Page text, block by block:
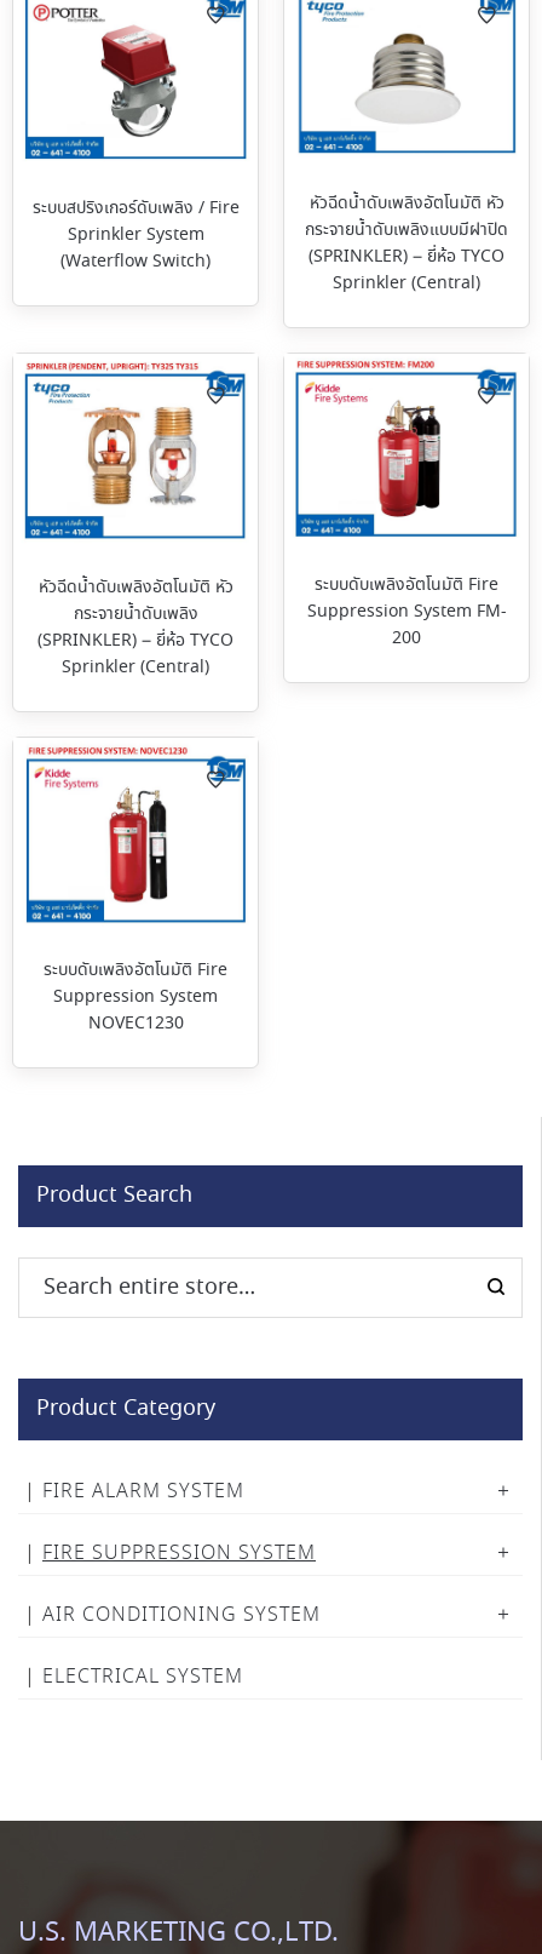
ระบบสปริงเกอร์ดับเพลิง / Fire
Sprinkler System
(Waterflow Switch)
หัวฉีดน้ำดับเพลิงอัตโนมัติ หัว
กระจายน้ำดับเพลิงแบบมีฝาปิด
(SPRINKLER) – ยี่ห้อ TYCO
Sprinkler (Central)
หัวฉีดน้ำดับเพลิงอัตโนมัติ หัว
กระจายน้ำดับเพลิง
(SPRINKLER) – ยี่ห้อ TYCO
Sprinkler (Central)
ระบบดับเพลิงอัตโนมัติ Fire
Suppression System FM-
200
ระบบดับเพลิงอัตโนมัติ Fire
Suppression System
NOVEC1230
Product Search
Product Category
FIRE ALARM SYSTEM
FIRE SUPPRESSION SYSTEM
AIR CONDITIONING SYSTEM
ELECTRICAL SYSTEM
U.S. MARKETING CO.,LTD.